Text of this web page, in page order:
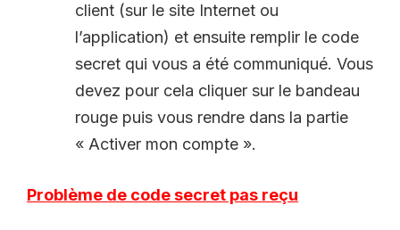
client (sur le site Internet ou
l’application) et ensuite remplir le code
secret qui vous a été communiqué. Vous
devez pour cela cliquer sur le bandeau
rouge puis vous rendre dans la partie
« Activer mon compte ».
Problème de code secret pas reçu